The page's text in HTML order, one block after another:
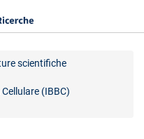
scientifiche
(IBBC)